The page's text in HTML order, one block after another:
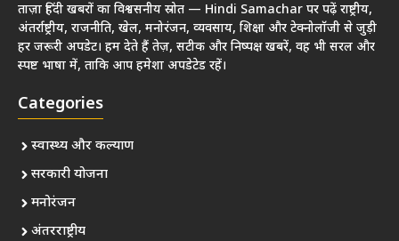
ताज़ा हिंदी खबरों का विश्वसनीय स्रोत — Hindi Samachar पर पढ़ें राष्ट्रीय,
अंतर्राष्ट्रीय, राजनीति, खेल, मनोरंजन, व्यवसाय, शिक्षा और टेक्नोलॉजी से जुड़ी
हर जरूरी अपडेट। हम देते हैं तेज़, सटीक और निष्पक्ष खबरें, वह भी सरल और
स्पष्ट भाषा में, ताकि आप हमेशा अपडेटेड रहें।
Categories
स्वास्थ्य और कल्याण
सरकारी योजना
मनोरंजन
अंतरराष्ट्रीय